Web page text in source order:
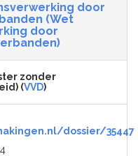
door
(Wet
door
zonder
(VVD)
dossier/35447